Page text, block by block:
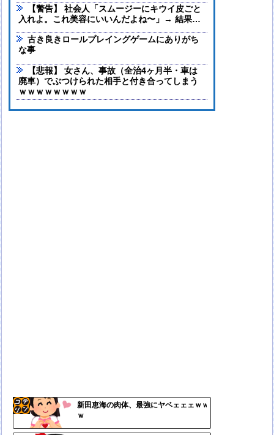
【警告】 社会人「スムージーにキウイ皮ごと
入れよ。これ美容にいいんだよね〜」→ 結果…
古き良きロールプレイングゲームにありがち
な事
【悲報】 女さん、事故（全治4ヶ月半・車は
廃車）でぶつけられた相手と付き合ってしまう
ｗｗｗｗｗｗｗｗ
新田恵海の肉体、最強にヤベェェェｗｗ
ｗ